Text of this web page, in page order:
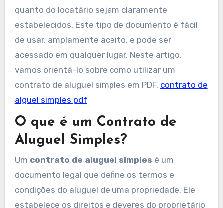
quanto do locatário sejam claramente
estabelecidos. Este tipo de documento é fácil
de usar, amplamente aceito, e pode ser
acessado em qualquer lugar. Neste artigo,
vamos orientá-lo sobre como utilizar um
contrato de aluguel simples em PDF. contrato de
alguel simples pdf
O que é um Contrato de
Aluguel Simples?
Um contrato de aluguel simples é um
documento legal que define os termos e
condições do aluguel de uma propriedade. Ele
estabelece os direitos e deveres do proprietário